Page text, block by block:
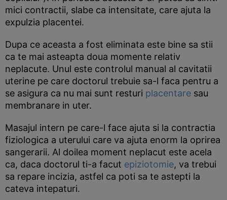
mici contractii, slabe ca intensitate, care ajuta la
expulzia placentei.
Dupa ce aceasta a fost eliminata este bine sa stii
ca te mai asteapta doua momente relativ
neplacute. Unul este controlul manual al cavitatii
uterine pe care doctorul trebuie sa-l faca pentru a
se asigura ca nu mai sunt resturi placentare sau
membranare in uter.
Masajul intern pe care-l face ajuta si la contractia
fiziologica a uterului care va ajuta enorm la oprirea
sangerarii. Al doilea moment neplacut este acela
ca, daca doctorul ti-a facut epiziotomie, va trebui
sa repare incizia, astfel ca poti sa te astepti la
cateva intepaturi.